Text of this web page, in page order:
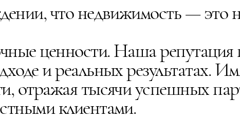
что недвижимость — это
ценности. Наша репутация
и реальных результатах.
отражая тысячи успешных
клиентами.